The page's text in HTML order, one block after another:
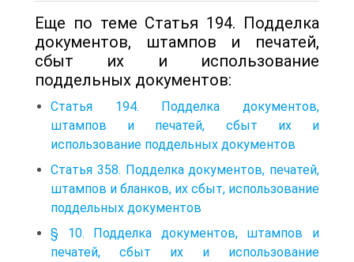
Еще по теме Статья 194. Подделка
документов, штампов и печатей,
сбыт их и использование
поддельных документов:
Статья 194. Подделка документов,
штампов и печатей, сбыт их и
использование поддельных документов
Статья 358. Подделка документов, печатей,
штампов и бланков, их сбыт, использование
поддельных документов
§ 10. Подделка документов, штампов и
печатей, сбыт их и использование